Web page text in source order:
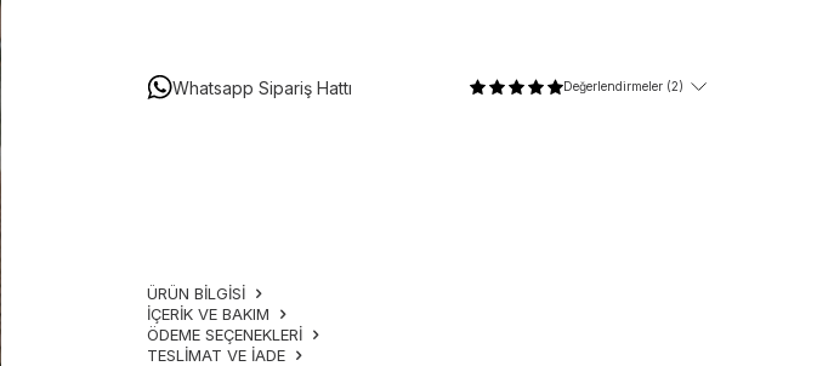
Whatsapp Sipariş Hattı Değerlendirmeler (2)
ÜRÜN BİLGİSİ
İÇERIK VE BAKIM
ÖDEME SEÇENEKLERI
TESLIMAT VE İADE